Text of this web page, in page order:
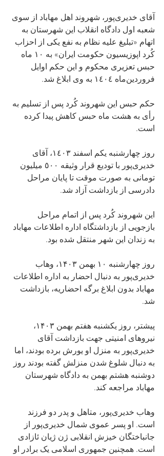
آقای خدیری‌پور، شهروند اهل مهاباد از سوی
شعبه اول دادگاه انقلاب این شهرستان به
اتهام «تبلیغ علیه نظام به نفع یکی از احزاب
کُرد اپوزیسیون حکومت ایران» به ١٠ ماه
حبس تعزیری محکوم و این حکم اوایل
فروردین‌ماه ١٤٠٤ به وی ابلاغ شد.
حکم حبس این شهروند کُرد پس از تسلیم به
رأی به هشت ماه حبس کاهش پیدا کرده
است.
روز چهارشنبه یکم اسفند ١٤٠٣، آقای
خدیری‌پور با تودیع قرار وثیقه ٥٠٠ میلیون
تومانی به صورت موقت تا پایان مراحل
دادرسی از بازداشت آزاد شد.
این شهروند کُرد پس از اتمام مراحل
بازجویی از بازداشتگاه اداره اطلاعات مهاباد
به زندان این شهر منتقل شده بود.
روز چهارشنبه ۱۰ بهمن ۱۴۰۳، وهاب
خدیری‌پور به ‌دنبال احضار به اداره اطلاعات
مهاباد بدون ابلاغ برگه احضاریه، بازداشت
شد.
پیشتر، روز یکشنبه هفتم بهمن ۱۴۰۳،
نیروهای امنیتی جهت بازداشت آقای
خدیری‌پور به منزل او یورش برده بودند، اما
به‌ دنبال شلوغ شدن منزلش گفته بودند روز
دوشنبه هشتم بهمن به دادگاه شهرستان
مهاباد مراجعه کند.
وهاب خدیری‌پور، متاهل و پدر دو فرزند
است. او پسر عموی شمال خدیری‌پور از
جانباختگان خیزش انقلابی ژن ژیان ئازادی
است. همچنین جمهوری اسلامی یک برادر او